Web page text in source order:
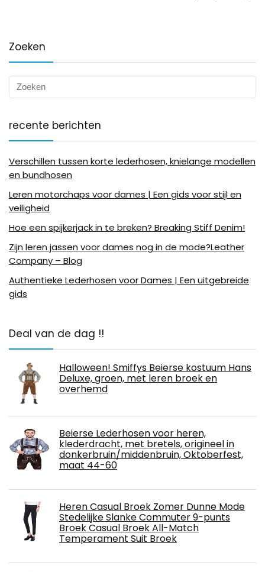
Zoeken
recente berichten
Verschillen tussen korte lederhosen, knielange modellen
en bundhosen
Leren motorchaps voor dames | Een gids voor stijl en
veiligheid
Hoe een spijkerjack in te breken? Breaking Stiff Denim!
Zijn leren jassen voor dames nog in de mode?Leather
Company – Blog
Authentieke Lederhosen voor Dames | Een uitgebreide
gids
Deal van de dag !!
Halloween! Smiffys Beierse kostuum Hans
Deluxe, groen, met leren broek en
overhemd
Beierse Lederhosen voor heren,
klederdracht, met bretels, origineel in
donkerbruin/middenbruin, Oktoberfest,
maat 44-60
Heren Casual Broek Zomer Dunne Mode
Stedelijke Slanke Commuter 9-punts
Broek Casual Broek All-Match
Temperament Suit Broek